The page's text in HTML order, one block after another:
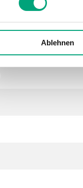
Ablehnen